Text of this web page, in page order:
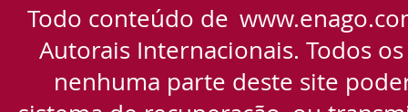
Todo conteúdo de
Autorais Internacionais. Todos
nenhuma parte deste site